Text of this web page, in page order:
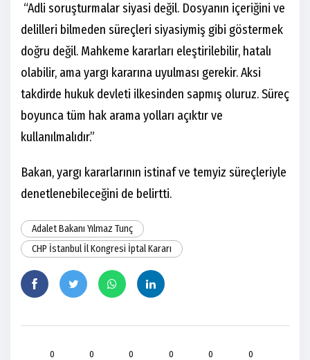
“Adli soruşturmalar siyasi değil. Dosyanın içeriğini ve
delilleri bilmeden süreçleri siyasiymiş gibi göstermek
doğru değil. Mahkeme kararları eleştirilebilir, hatalı
olabilir, ama yargı kararına uyulması gerekir. Aksi
takdirde hukuk devleti ilkesinden sapmış oluruz. Süreç
boyunca tüm hak arama yolları açıktır ve
kullanılmalıdır.”
Bakan, yargı kararlarının istinaf ve temyiz süreçleriyle
denetlenebileceğini de belirtti.
Adalet Bakanı Yılmaz Tunç
CHP İstanbul İl Kongresi İptal Kararı
0 0 0 0 0 0